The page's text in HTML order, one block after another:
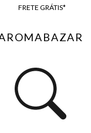
FRETE GRÁTIS*
OFF NA PRIMEIRA COMPRA*
BAZAR